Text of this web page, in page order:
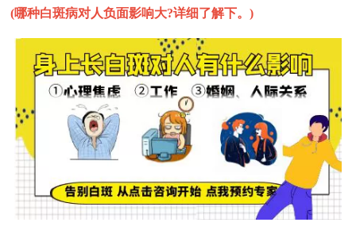
(哪种白斑病对人负面影响大?详细了解下。)